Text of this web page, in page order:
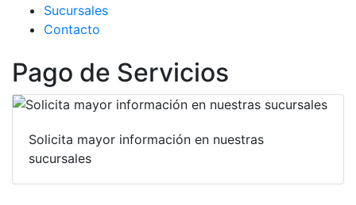
Sucursales
Contacto
Pago de Servicios
Solicita mayor información en nuestras
sucursales